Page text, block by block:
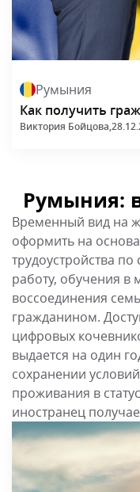
Румыния
Как получить
Виктория Бойцова,
Румыния:
Временный вид на
оформить на
трудоустройства
работу, обучения в
воссоединения
гражданином.
цифровых
выдается на один
сохранении
проживания в
иностранец